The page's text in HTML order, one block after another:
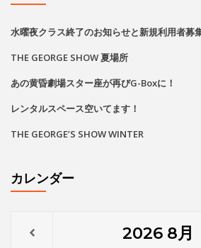
水曜夜クラス終了のお知らせと新規利用者募
THE GEORGE SHOW 夏場所
あの黄昏劇場スター座が再びG-Boxに！
レンタルスペース空いてます！
THE GEORGE’S SHOW WINTER
カレンダー
2026 8月